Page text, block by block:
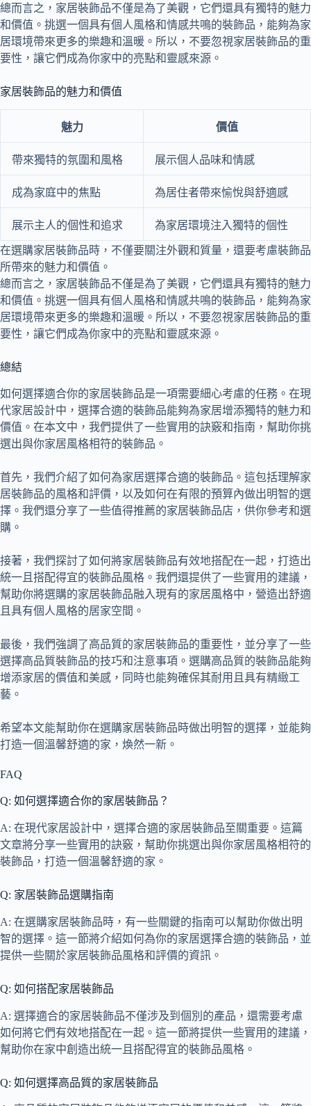
總而言之，家居裝飾品不僅是為了美觀，它們還具有獨特的魅力
和價值。挑選一個具有個人風格和情感共鳴的裝飾品，能夠為家
居環境帶來更多的樂趣和溫暖。所以，不要忽視家居裝飾品的重
要性，讓它們成為你家中的亮點和靈感來源。
家居裝飾品的魅力和價值
魅力 價值
帶來獨特的氛圍和風格 展示個人品味和情感
成為家庭中的焦點 為居住者帶來愉悅與舒適感
展示主人的個性和追求 為家居環境注入獨特的個性
在選購家居裝飾品時，不僅要關注外觀和質量，還要考慮裝飾品
所帶來的魅力和價值。
總而言之，家居裝飾品不僅是為了美觀，它們還具有獨特的魅力
和價值。挑選一個具有個人風格和情感共鳴的裝飾品，能夠為家
居環境帶來更多的樂趣和溫暖。所以，不要忽視家居裝飾品的重
要性，讓它們成為你家中的亮點和靈感來源。
總結
如何選擇適合你的家居裝飾品是一項需要細心考慮的任務。在現
代家居設計中，選擇合適的裝飾品能夠為家居增添獨特的魅力和
價值。在本文中，我們提供了一些實用的訣竅和指南，幫助你挑
選出與你家居風格相符的裝飾品。
首先，我們介紹了如何為家居選擇合適的裝飾品。這包括理解家
居裝飾品的風格和評價，以及如何在有限的預算內做出明智的選
擇。我們還分享了一些值得推薦的家居裝飾品店，供你參考和選
購。
接著，我們探討了如何將家居裝飾品有效地搭配在一起，打造出
統一且搭配得宜的裝飾品風格。我們還提供了一些實用的建議，
幫助你將選購的家居裝飾品融入現有的家居風格中，營造出舒適
且具有個人風格的居家空間。
最後，我們強調了高品質的家居裝飾品的重要性，並分享了一些
選擇高品質裝飾品的技巧和注意事項。選購高品質的裝飾品能夠
增添家居的價值和美感，同時也能夠確保其耐用且具有精緻工
藝。
希望本文能幫助你在選購家居裝飾品時做出明智的選擇，並能夠
打造一個溫馨舒適的家，煥然一新。
FAQ
Q: 如何選擇適合你的家居裝飾品？
A: 在現代家居設計中，選擇合適的家居裝飾品至關重要。這篇
文章將分享一些實用的訣竅，幫助你挑選出與你家居風格相符的
裝飾品，打造一個溫馨舒適的家。
Q: 家居裝飾品選購指南
A: 在選購家居裝飾品時，有一些關鍵的指南可以幫助你做出明
智的選擇。這一節將介紹如何為你的家居選擇合適的裝飾品，並
提供一些關於家居裝飾品風格和評價的資訊。
Q: 如何搭配家居裝飾品
A: 選擇適合的家居裝飾品不僅涉及到個別的產品，還需要考慮
如何將它們有效地搭配在一起。這一節將提供一些實用的建議，
幫助你在家中創造出統一且搭配得宜的裝飾品風格。
Q: 如何選擇高品質的家居裝飾品